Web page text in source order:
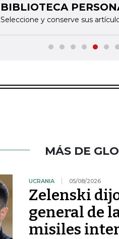
BIBLIOTECA
Seleccione y conserve sus
MÁS DE
UCRANIA 05/08/2026
Zelenski
general de
misiles